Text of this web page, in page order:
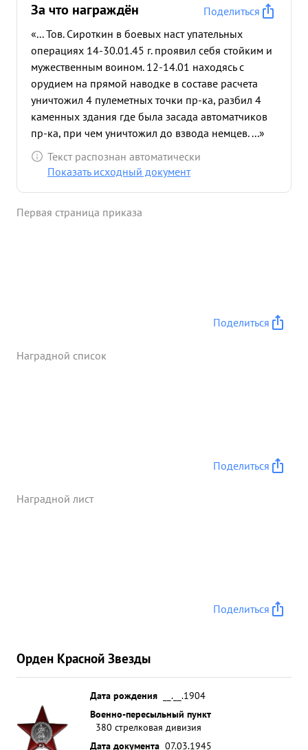
За что награждён
Поделиться
«... Тов. Сироткин в боевых наст упательных
операциях 14-30.01.45 г. проявил себя стойким и
мужественным воином. 12-14.01 находясь с
орудием на прямой наводке в составе расчета
уничтожил 4 пулеметных точки пр-ка, разбил 4
каменных здания где была засада автоматчиков
пр-ка, при чем уничтожил до взвода немцев. ...»
Текст распознан автоматически
Показать исходный документ
Первая страница приказа
Поделиться
Наградной список
Поделиться
Наградной лист
Поделиться
Орден Красной Звезды
Дата рождения
__.__.1904
Военно-пересыльный пункт
380 стрелковая дивизия
Дата документа 07.03.1945